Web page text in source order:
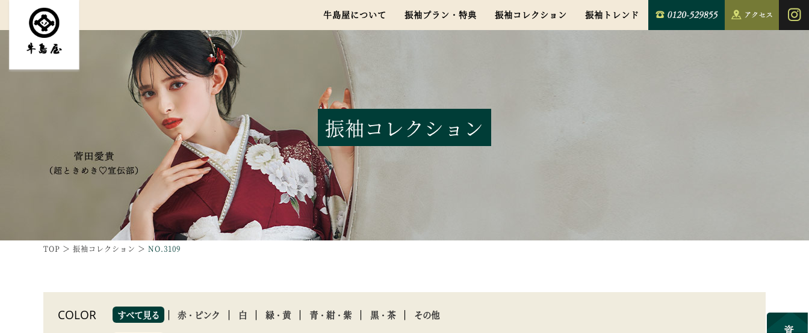
牛島屋について 振袖プラン・特典 振袖コレクション 振袖トレンド
振袖コレクション
TOP 振袖コレクション NO.3109
COLOR すべて見る 赤・ピンク 白 緑・黄 青・紺・紫 黒・茶 その他